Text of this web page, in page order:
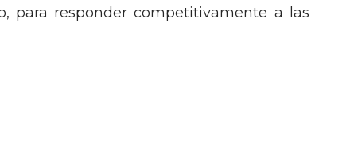
para responder competitivamente a las